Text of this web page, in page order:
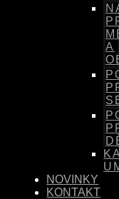
A
NOVINKY
KONTAKT